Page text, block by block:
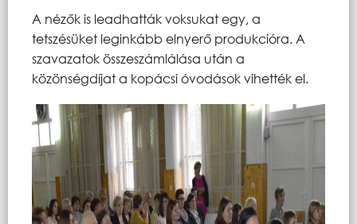
A nézők is leadhatták voksukat egy, a
tetszésüket leginkább elnyerő produkcióra. A
szavazatok összeszámlálása után a
közönségdíjat a kopácsi óvodások vihették el.